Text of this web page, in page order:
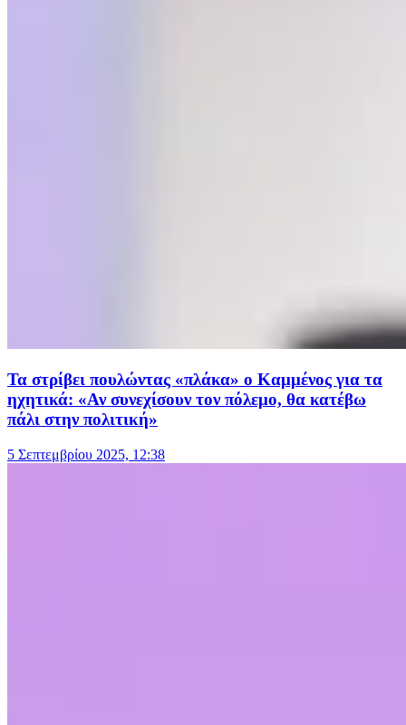
Τα στρίβει πουλώντας «πλάκα» ο Καμμένος για τα
ηχητικά: «Αν συνεχίσουν τον πόλεμο, θα κατέβω
πάλι στην πολιτική»
5 Σεπτεμβρίου 2025, 12:38